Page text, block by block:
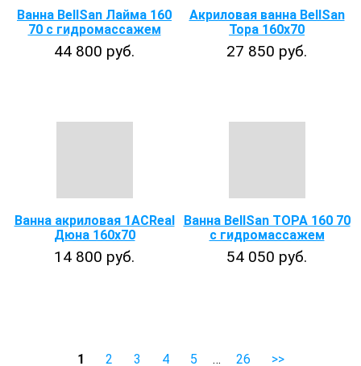
Ванна BellSan Лайма 160
70 с гидромассажем
44 800 руб.
Акриловая ванна BellSan
Тора 160х70
27 850 руб.
Ванна акриловая 1ACReal
Дюна 160x70
14 800 руб.
Ванна BellSan ТОРА 160 70
с гидромассажем
54 050 руб.
1 2 3 4 5 … 26 >>